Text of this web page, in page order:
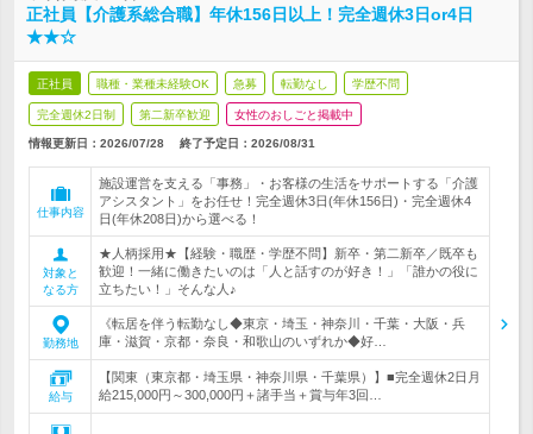
正社員【介護系総合職】年休156日以上！完全週休3日or4日
★★☆
正社員 職種・業種未経験OK 急募 転勤なし 学歴不問
完全週休2日制 第二新卒歓迎 女性のおしごと掲載中
情報更新日：2026/07/28 終了予定日： 2026/08/31
仕事内容
施設運営を支える「事務」・お客様の生活をサポートする「介護
アシスタント」をお任せ！完全週休3日(年休156日)・完全週休4
日(年休208日)から選べる！
対象と
なる方
★人柄採用★【経験・職歴・学歴不問】新卒・第二新卒／既卒も
歓迎！一緒に働きたいのは「人と話すのが好き！」「誰かの役に
立ちたい！」そんな人♪
勤務地
《転居を伴う転勤なし◆東京・埼玉・神奈川・千葉・大阪・兵
庫・滋賀・京都・奈良・和歌山のいずれか◆好…
給与
【関東（東京都・埼玉県・神奈川県・千葉県）】■完全週休2日月
給215,000円～300,000円＋諸手当＋賞与年3回…